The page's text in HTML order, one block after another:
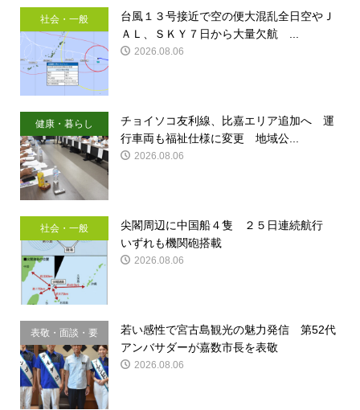
社会・一般
台風１３号接近で空の便大混乱全日空やＪ
ＡＬ、ＳＫＹ７日から大量欠航 ...
2026.08.06
健康・暮らし
チョイソコ友利線、比嘉エリア追加へ 運
行車両も福祉仕様に変更 地域公...
2026.08.06
社会・一般
尖閣周辺に中国船４隻 ２５日連続航行
いずれも機関砲搭載
2026.08.06
表敬・面談・要
請
若い感性で宮古島観光の魅力発信 第52代
アンバサダーが嘉数市長を表敬
2026.08.06